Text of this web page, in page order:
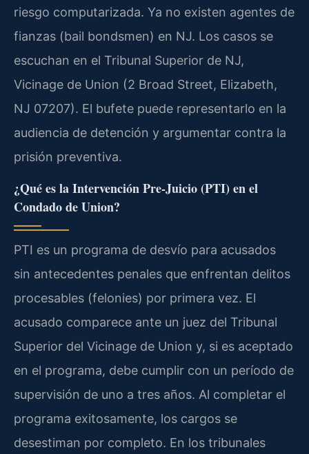
riesgo computarizada. Ya no existen agentes de
fianzas (bail bondsmen) en NJ. Los casos se
escuchan en el Tribunal Superior de NJ,
Vicinage de Union (2 Broad Street, Elizabeth,
NJ 07207). El bufete puede representarlo en la
audiencia de detención y argumentar contra la
prisión preventiva.
¿Qué es la Intervención Pre-Juicio (PTI) en el
Condado de Union?
PTI es un programa de desvío para acusados
sin antecedentes penales que enfrentan delitos
procesables (felonies) por primera vez. El
acusado comparece ante un juez del Tribunal
Superior del Vicinage de Union y, si es aceptado
en el programa, debe cumplir con un período de
supervisión de uno a tres años. Al completar el
programa exitosamente, los cargos se
desestiman por completo. En los tribunales